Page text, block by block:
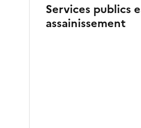
Services publics
assainissement